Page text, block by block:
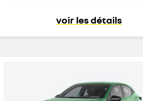
voir les détails